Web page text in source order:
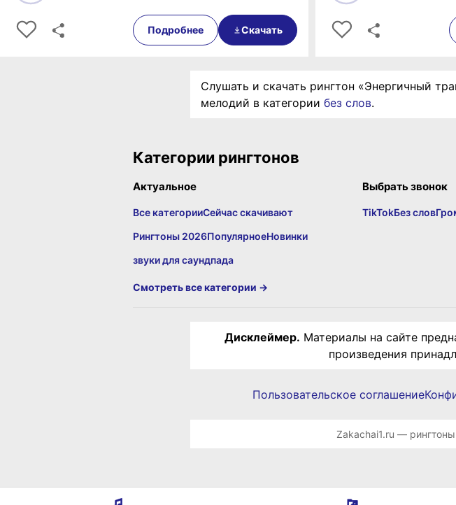
00:31
Подробнее Скачать
Слушать и скачать рингтон «Энергичный
мелодий в категории без слов.
Категории рингтонов
Актуальное
Все категорииСейчас скачивают
Рингтоны 2026ПопулярноеНовинки
звуки для саундпада
Выбрать звонок
TikTokБез слов
Смотреть все категории →
Дисклеймер. Материалы на сайте
произведения
Пользовательское соглашение
Zakachai1.ru —